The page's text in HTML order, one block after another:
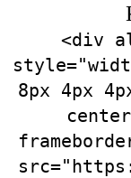
<div
8px 4px